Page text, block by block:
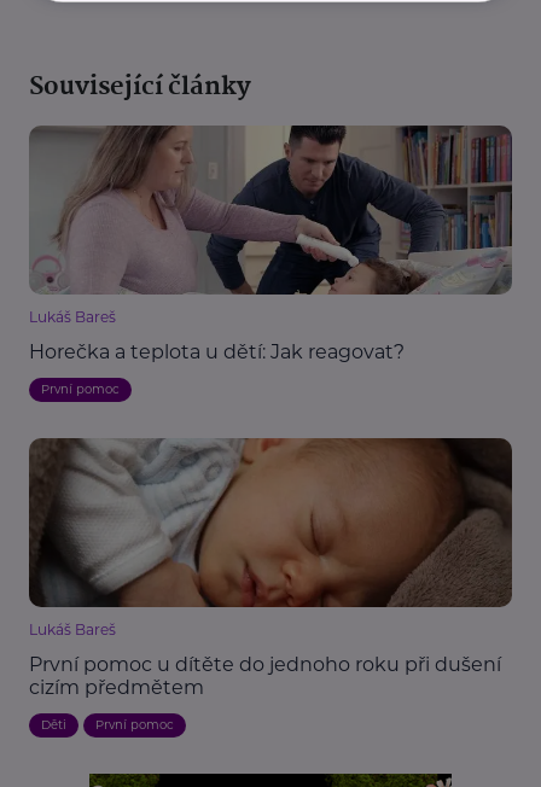
Související články
Lukáš Bareš
Horečka a teplota u dětí: Jak reagovat?
První pomoc
Lukáš Bareš
První pomoc u dítěte do jednoho roku při dušení
cizím předmětem
Děti První pomoc